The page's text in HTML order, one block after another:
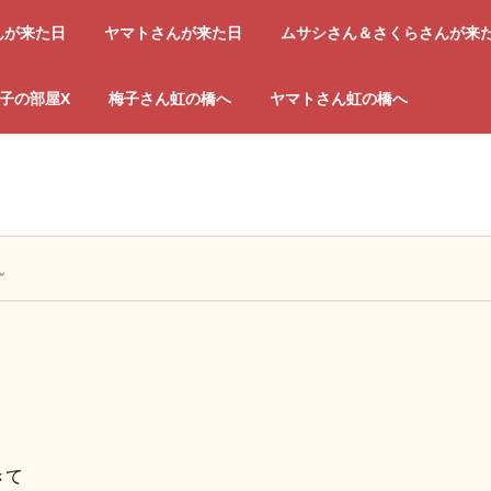
来た日 ヤマトさんが来た日 ムサシさん＆さくらさんが来
の部屋X 梅子さん虹の橋へ ヤマトさん虹の橋へ